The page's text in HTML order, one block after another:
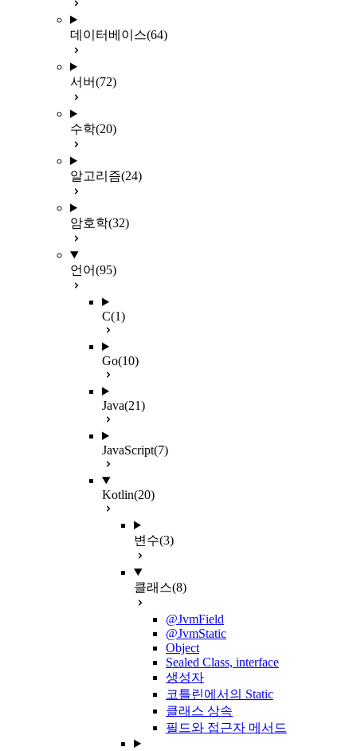
데이터베이스(64)
서버(72)
수학(20)
알고리즘(24)
암호학(32)
언어(95)
C(1)
Go(10)
Java(21)
JavaScript(7)
Kotlin(20)
변수(3)
클래스(8)
@JvmField
@JvmStatic
Object
Sealed Class, interface
생성자
코틀린에서의 Static
클래스 상속
필드와 접근자 메서드